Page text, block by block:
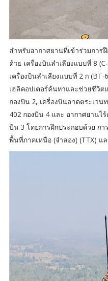
สำหรับอากาศยานที่เข้าร่วมกา
ด้วย เครื่องบินลำเลียงแบบที่ 8
เครื่องบินลำเลียงแบบที่ 2 ก
เฮลิคอปเตอร์ค้นหาและช่วยชีวิต
กองบิน 2, เครื่องบินลาดตระเวน
402 กองบิน 4 และ อากาศยานไ
บิน 3 โดยการฝึกประกอบด้วย ก
พื้นที่ภาคเหนือ (จำลอง) (TTX) แ